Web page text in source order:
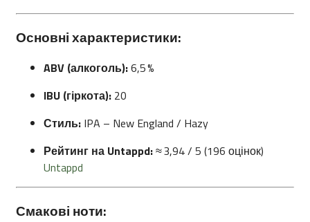
Основні характеристики:
ABV (алкоголь):6,5 %
IBU (гіркота): 20
Стиль: IPA – New England / Hazy
Рейтинг на Untappd:≈ 3,94 / 5 (196 оцінок)
Untappd
Смакові ноти: